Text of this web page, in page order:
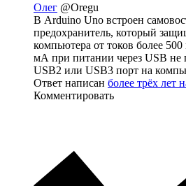
Олег @Oregu
В Arduino Uno встроен
предохранитель, который
компьютера от токов более
мА при питании через USB не
USB2 или USB3 порт на
Ответ написан более трёх лет
Комментировать